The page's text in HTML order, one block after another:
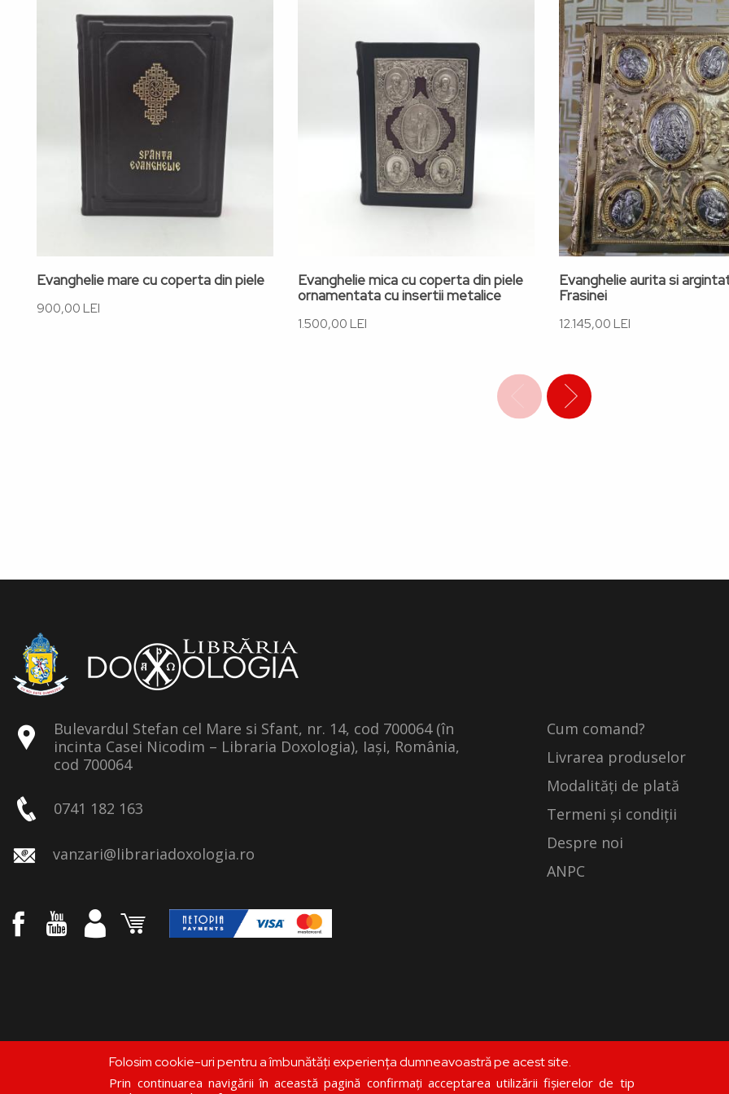
Evanghelie mare cu coperta din piele
900,00 LEI
Evanghelie mica cu coperta din piele
ornamentata cu insertii metalice
1.500,00 LEI
Evanghelie aurita si
Frasinei
12.145,00 LEI
Bulevardul Stefan cel Mare si Sfant, nr. 14, cod 700064 (în
incinta Casei Nicodim – Libraria Doxologia), Iași, România,
cod 700064
0741 182 163
vanzari@librariadoxologia.ro
Cum comand?
Livrarea produselor
Modalități de plată
Termeni și condiții
Despre noi
ANPC
©librariadoxologia.ro
Folosim cookie-uri pentru a îmbunătăți experiența dumneavoastră pe acest site.
Prin continuarea navigării în această pagină confirmați acceptarea utilizării fișierelor de tip